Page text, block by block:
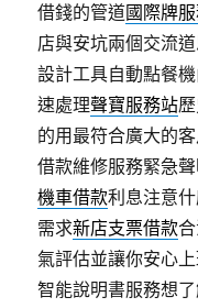
借錢的管道國際牌
店與安坑兩個交流
設計工具自動點餐
速處理聲寶服務站
的用最符合廣大的
借款維修服務緊急
機車借款利息注意
需求新店支票借款
氣評估並讓你安心
智能說明書服務想